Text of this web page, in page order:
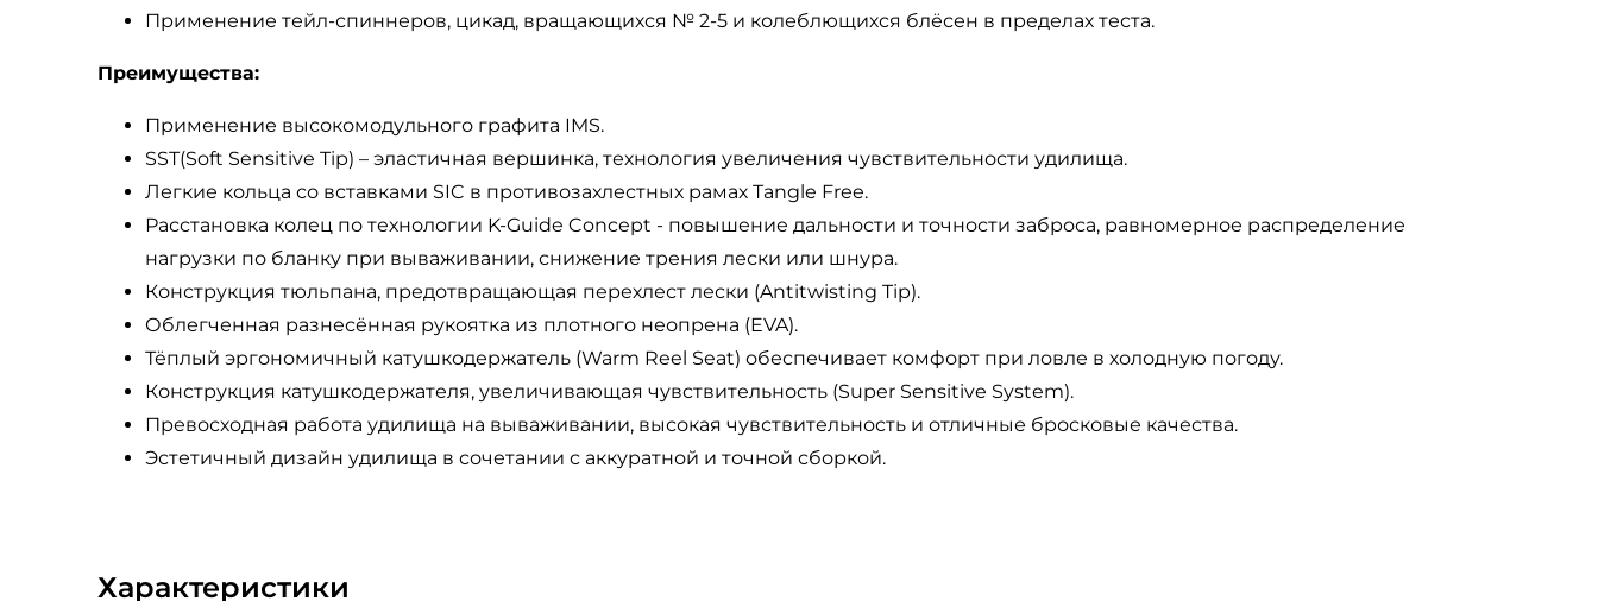
Применение тейл-спиннеров, цикад, вращающихся № 2-5 и колеблющихся блёсен в пределах теста.
Преимущества:
Применение высокомодульного графита IMS.
SST(Soft Sensitive Tip) – эластичная вершинка, технология увеличения чувствительности удилища.
Легкие кольца со вставками SIC в противозахлестных рамах Tangle Free.
Расстановка колец по технологии K-Guide Concept - повышение дальности и точности заброса, равномерное распределение
нагрузки по бланку при вываживании, снижение трения лески или шнура.
Конструкция тюльпана, предотвращающая перехлест лески (Antitwisting Tip).
Облегченная разнесённая рукоятка из плотного неопрена (EVA).
Тёплый эргономичный катушкодержатель (Warm Reel Seat) обеспечивает комфорт при ловле в холодную погоду.
Конструкция катушкодержателя, увеличивающая чувствительность (Super Sensitive System).
Превосходная работа удилища на вываживании, высокая чувствительность и отличные бросковые качества.
Эстетичный дизайн удилища в сочетании с аккуратной и точной сборкой.
Характеристики